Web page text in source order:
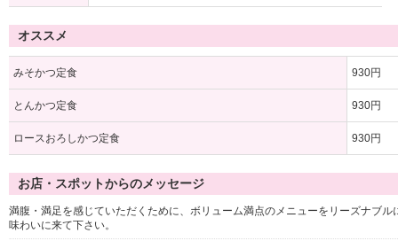
オススメ
みそかつ定食 930円
とんかつ定食 930円
ロースおろしかつ定食 930円
お店・スポットからのメッセージ
満腹・満足を感じていただくために、ボリューム満点のメニューをリーズナブ
味わいに来て下さい。